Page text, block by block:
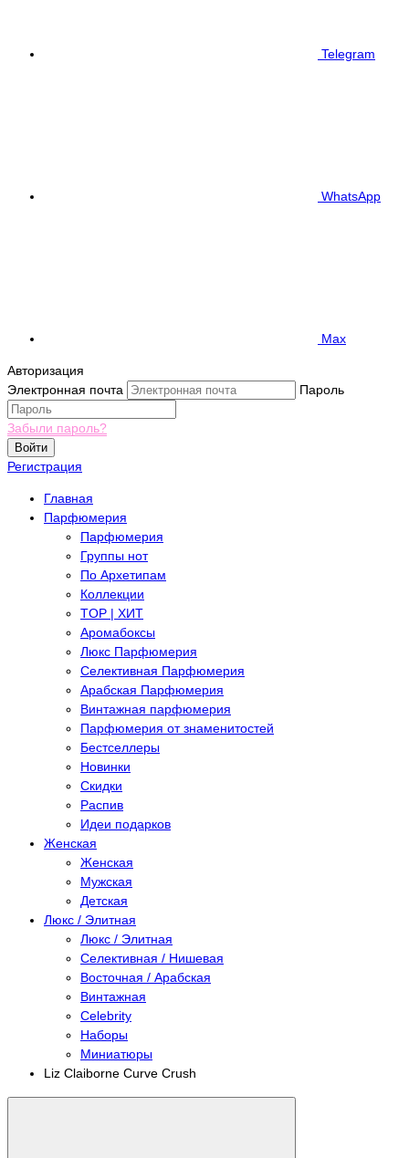
Telegram
WhatsApp
Max
Авторизация
Электронная почта
Пароль
Забыли пароль?
Войти
Регистрация
Главная
Парфюмерия
Парфюмерия
Группы нот
По Архетипам
Коллекции
TOP | ХИТ
Аромабоксы
Люкс Парфюмерия
Селективная Парфюмерия
Арабская Парфюмерия
Винтажная парфюмерия
Парфюмерия от знаменитостей
Бестселлеры
Новинки
Скидки
Распив
Идеи подарков
Женская
Женская
Мужская
Детская
Люкс / Элитная
Люкс / Элитная
Селективная / Нишевая
Восточная / Арабская
Винтажная
Celebrity
Наборы
Миниатюры
Liz Claiborne Curve Crush